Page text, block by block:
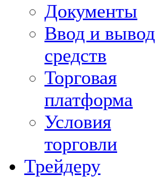
Документы
Ввод и вывод
средств
Торговая
платформа
Условия
торговли
Трейдеру